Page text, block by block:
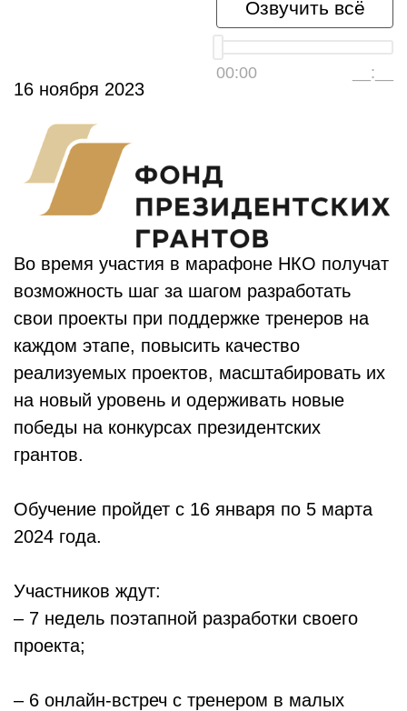
Озвучить всё
00:00 __:__
16 ноября 2023
Во время участия в марафоне НКО получат
возможность шаг за шагом разработать
свои проекты при поддержке тренеров на
каждом этапе, повысить качество
реализуемых проектов, масштабировать их
на новый уровень и одерживать новые
победы на конкурсах президентских
грантов.
Обучение пройдет с 16 января по 5 марта
2024 года.
Участников ждут:
– 7 недель поэтапной разработки своего
проекта;
– 6 онлайн-встреч с тренером в малых